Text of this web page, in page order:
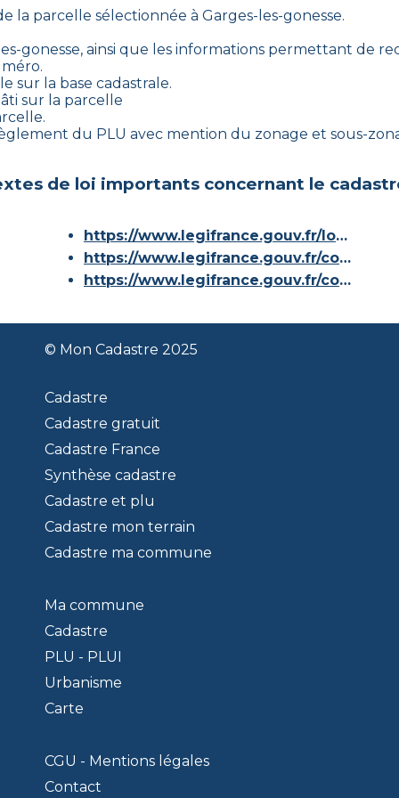
la parcelle sélectionnée à Garges-les-gonesse.
gonesse, ainsi que les informations permettant de
sur la base cadastrale.
sur la parcelle
du PLU avec mention du zonage et sous-
de loi importants concernant le
https://www.legifrance.gouv.fr/loda/id/JORFTEXT000000686267/
https://www.legifrance.gouv.fr/codes/article_lc/LEGIARTI000036588629/
https://www.legifrance.gouv.fr/codes/id/LEGISCTA000006180153/
© Mon Cadastre 2025
Cadastre
Cadastre gratuit
Cadastre France
Synthèse cadastre
Cadastre et plu
Cadastre mon terrain
Cadastre ma commune
Ma commune
Cadastre
PLU - PLUI
Urbanisme
Carte
CGU - Mentions légales
Contact